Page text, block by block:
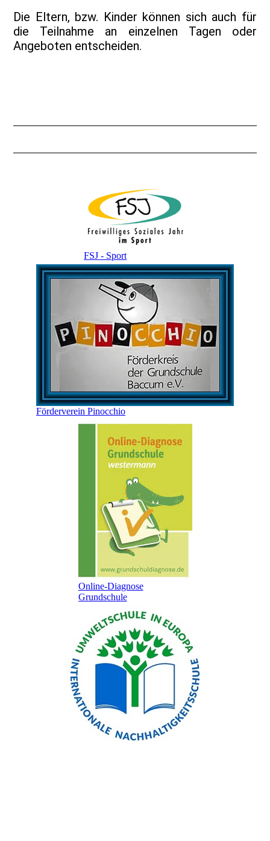
Die Eltern, bzw. Kinder können sich auch für
die Teilnahme an einzelnen Tagen oder
Angeboten entscheiden.
FSJ - Sport
Förderverein Pinocchio
Online-Diagnose
Grundschule